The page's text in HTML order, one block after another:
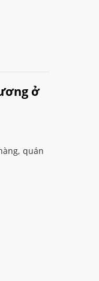
ở
quán